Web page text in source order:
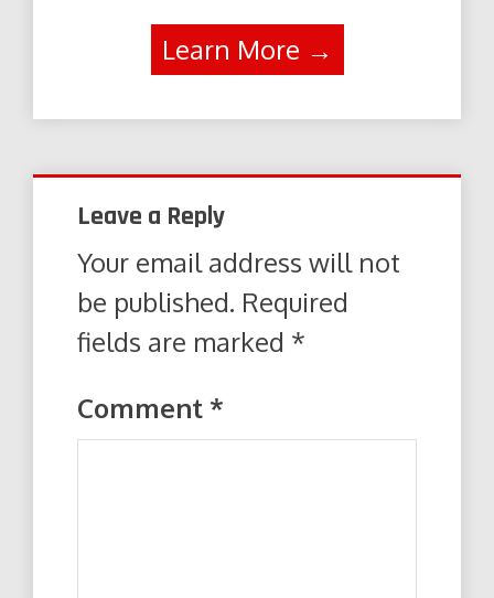
Learn More →
Leave a Reply
Your email address will not
be published. Required
fields are marked *
Comment *